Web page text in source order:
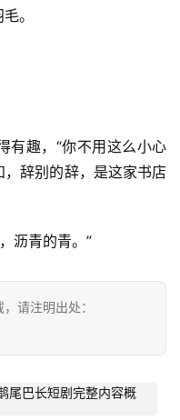
。
有趣，“你不用这么小心
辞别的辞，是这家书店
沥青的青。”
请注明出处：
尾巴长短剧完整内容概